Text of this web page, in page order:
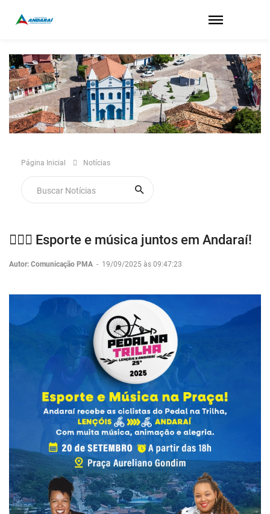
Página Inicial Notícias
🚴‍♂️✨ Esporte e música juntos em Andaraí!
Autor: Comunicação PMA - 19/09/2025 às 09:47:23